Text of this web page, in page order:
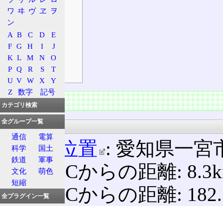
沿革
施設の特徴
構造
周辺地理
前後の施設
ICの情報
位置情報
概略位置 : 愛知県一宮
小牧ICからの距離:
西宮ICからの距離:
ワ ヰ ヴ ヱ
ヲ
ン
A B C D
E
F G H I
J
K L M N
O
P Q R S
T
U V W X
Y
Z
数字 記号
カテゴリ検索
全グループ一覧
通信
電算
科学
国土
鉄道
軍事
文化
萌色
短縮
全プラグイン一覧